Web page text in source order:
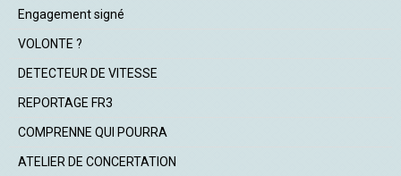
Engagement signé
VOLONTE ?
DETECTEUR DE VITESSE
REPORTAGE FR3
COMPRENNE QUI POURRA
ATELIER DE CONCERTATION